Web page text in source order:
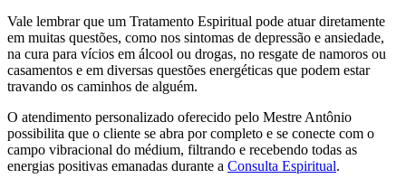
Vale lembrar que um Tratamento Espiritual pode atuar diretamente
em muitas questões, como nos sintomas de depressão e ansiedade,
na cura para vícios em álcool ou drogas, no resgate de namoros ou
casamentos e em diversas questões energéticas que podem estar
travando os caminhos de alguém.
O atendimento personalizado oferecido pelo Mestre Antônio
possibilita que o cliente se abra por completo e se conecte com o
campo vibracional do médium, filtrando e recebendo todas as
energias positivas emanadas durante a Consulta Espiritual.